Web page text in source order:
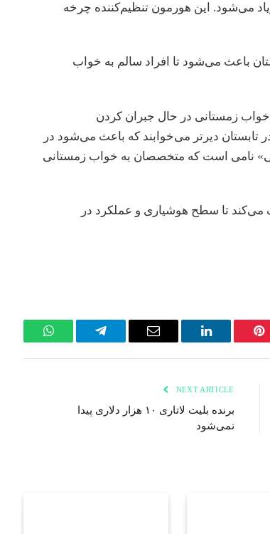
می‌شود. این هورمون تنظیم‌کننده چرخه
باعث می‌شود تا افراد سالم به خواب
زمستانی در حال جبران کردن
تابستان دیرتر می‌خوابند که باعث می‌شود در
نامی است که متخصصان به خواب زمستانی
می‌کند تا سطح هوشیاری و عملکرد در
Pinterest
LinkedIn
Email
Telegram
WhatsApp
NEXT ARTICLE
برنده بلیت لاتاری ۱۰ هزار دلاری پیدا
نمی‌شود